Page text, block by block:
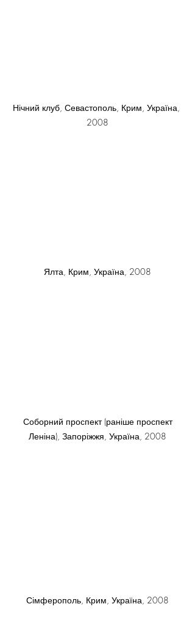
Нічний клуб, Севастополь, Крим, Україна,
2008
Ялта, Крим, Україна, 2008
Леніна), Запоріжжя, Україна, 2008
Сімферополь, Крим, Україна, 2008